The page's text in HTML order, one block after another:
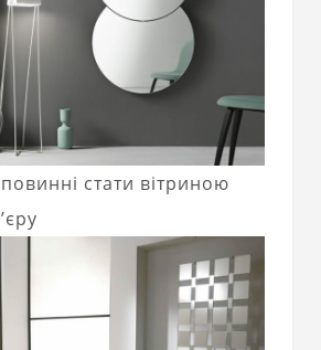
стати вітриною